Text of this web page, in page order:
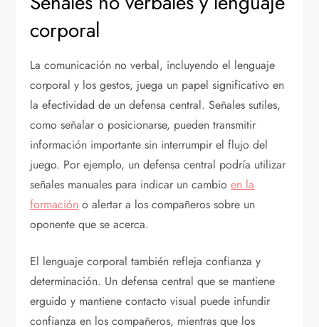
corporal
La comunicación no verbal, incluyendo el lenguaje
corporal y los gestos, juega un papel significativo en
la efectividad de un defensa central. Señales sutiles,
como señalar o posicionarse, pueden transmitir
información importante sin interrumpir el flujo del
juego. Por ejemplo, un defensa central podría utilizar
señales manuales para indicar un cambioen la
formación o alertar a los compañeros sobre un
oponente que se acerca.
El lenguaje corporal también refleja confianza y
determinación. Un defensa central que se mantiene
erguido y mantiene contacto visual puede infundir
confianza en los compañeros, mientras que los